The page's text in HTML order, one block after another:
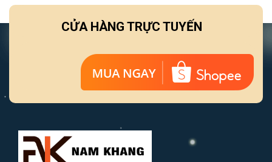
CỬA HÀNG TRỰC TUYẾN